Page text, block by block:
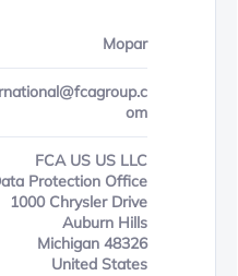
Mopar
om
FCA US US LLC
Protection Office
1000 Chrysler Drive
Auburn Hills
Michigan 48326
United States